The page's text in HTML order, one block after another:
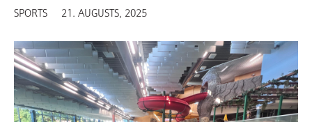
SPORTS 21. AUGUSTS, 2025